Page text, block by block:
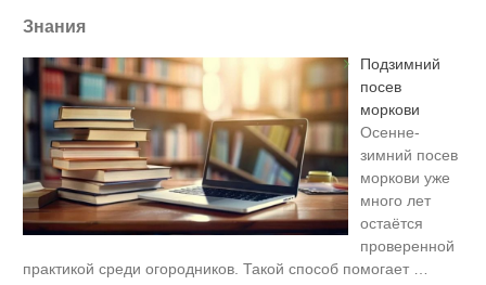
Знания
Подзимний
посев
моркови
Осенне-
зимний посев
моркови уже
много лет
остаётся
проверенной
практикой среди огородников. Такой способ помогает
онколог назвал первый «тихий»